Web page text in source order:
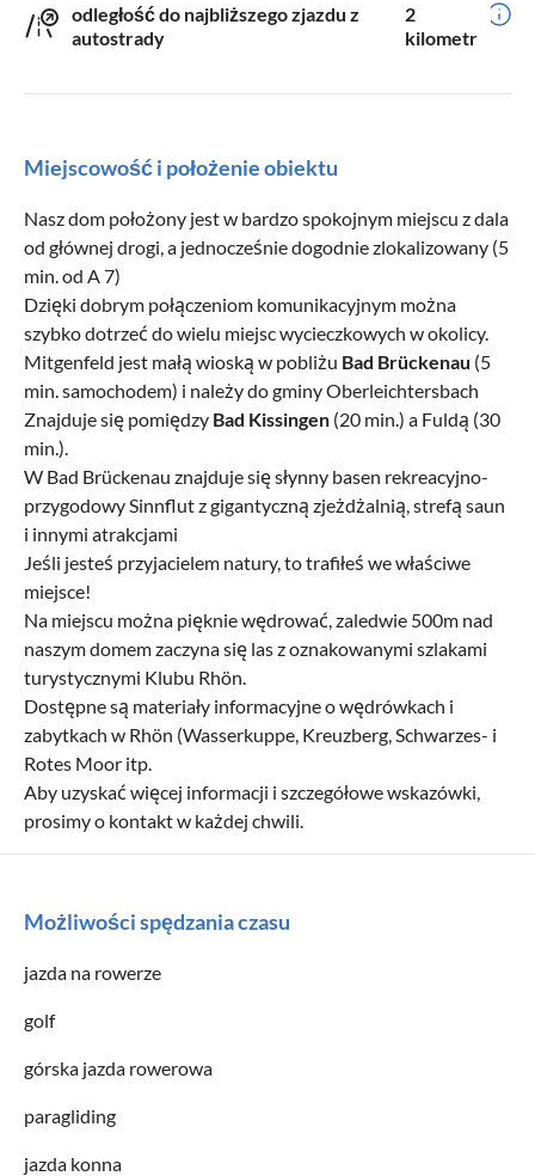
odległość do najbliższego zjazdu z
autostrady
2
kilometr
Miejscowość i położenie obiektu
Nasz dom położony jest w bardzo spokojnym miejscu z dala
od głównej drogi, a jednocześnie dogodnie zlokalizowany (5
min. od A 7)
Dzięki dobrym połączeniom komunikacyjnym można
szybko dotrzeć do wielu miejsc wycieczkowych w okolicy.
Mitgenfeld jest małą wioską w pobliżu Bad Brückenau (5
min. samochodem) i należy do gminy Oberleichtersbach
Znajduje się pomiędzy Bad Kissingen (20 min.) a Fuldą (30
min.).
W Bad Brückenau znajduje się słynny basen rekreacyjno-
przygodowy Sinnflut z gigantyczną zjeżdżalnią, strefą saun
i innymi atrakcjami
Jeśli jesteś przyjacielem natury, to trafiłeś we właściwe
miejsce!
Na miejscu można pięknie wędrować, zaledwie 500m nad
naszym domem zaczyna się las z oznakowanymi szlakami
turystycznymi Klubu Rhön.
Dostępne są materiały informacyjne o wędrówkach i
zabytkach w Rhön (Wasserkuppe, Kreuzberg, Schwarzes- i
Rotes Moor itp.
Aby uzyskać więcej informacji i szczegółowe wskazówki,
prosimy o kontakt w każdej chwili.
Możliwości spędzania czasu
jazda na rowerze
golf
górska jazda rowerowa
paragliding
jazda konna